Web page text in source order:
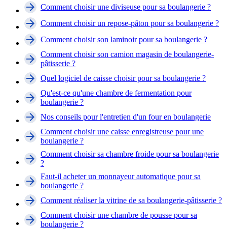
Comment choisir une diviseuse pour sa boulangerie ?
Comment choisir un repose-pâton pour sa boulangerie ?
Comment choisir son laminoir pour sa boulangerie ?
Comment choisir son camion magasin de boulangerie-
pâtisserie ?
Quel logiciel de caisse choisir pour sa boulangerie ?
Qu'est-ce qu'une chambre de fermentation pour
boulangerie ?
Nos conseils pour l'entretien d'un four en boulangerie
Comment choisir une caisse enregistreuse pour une
boulangerie ?
Comment choisir sa chambre froide pour sa boulangerie
?
Faut-il acheter un monnayeur automatique pour sa
boulangerie ?
Comment réaliser la vitrine de sa boulangerie-pâtisserie ?
Comment choisir une chambre de pousse pour sa
boulangerie ?